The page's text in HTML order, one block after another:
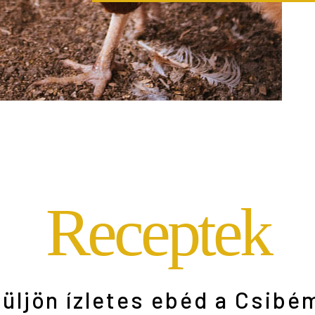
Receptek
ízletes ebéd a